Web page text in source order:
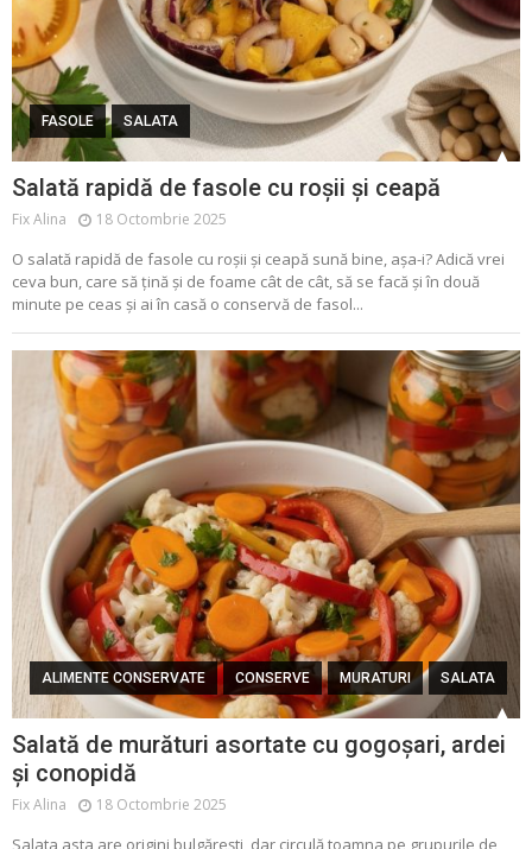
FASOLE SALATA
Salată rapidă de fasole cu roșii și ceapă
Fix Alina 18 Octombrie 2025
O salată rapidă de fasole cu roșii și ceapă sună bine, așa-i? Adică vrei
ceva bun, care să țină și de foame cât de cât, să se facă și în două
minute pe ceas și ai în casă o conservă de fasol...
ALIMENTE CONSERVATE CONSERVE MURATURI SALATA
Salată de murături asortate cu gogoșari, ardei
și conopidă
Fix Alina 18 Octombrie 2025
Salata asta are origini bulgărești, dar circulă toamna pe grupurile de